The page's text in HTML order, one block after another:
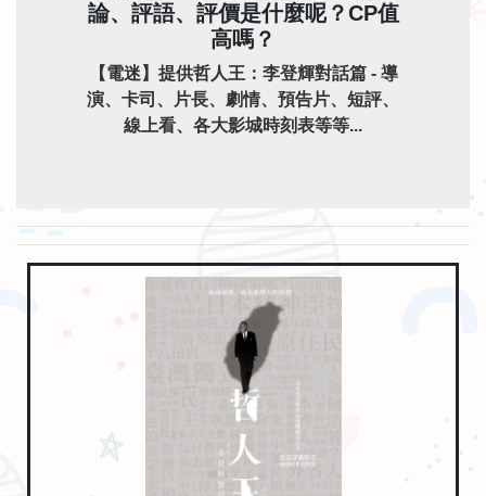
論、評語、評價是什麼呢？CP值
高嗎？
【電迷】提供哲人王：李登輝對話篇 - 導
演、卡司、片長、劇情、預告片、短評、
線上看、各大影城時刻表等等...